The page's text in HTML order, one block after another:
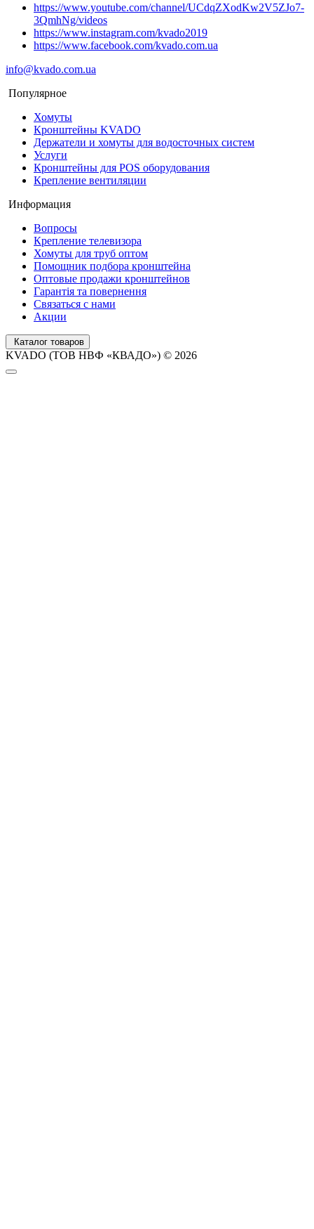
https://www.youtube.com/channel/UCdqZXodKw2V5ZJo7-
3QmhNg/videos
https://www.instagram.com/kvado2019
https://www.facebook.com/kvado.com.ua
info@kvado.com.ua
Популярное
Хомуты
Кронштейны KVADO
Держатели и хомуты для водосточных систем
Услуги
Кронштейны для POS оборудования
Крепление вентиляции
Информация
Вопросы
Крепление телевизора
Хомуты для труб оптом
Помощник подбора кронштейна
Оптовые продажи кронштейнов
Гарантія та повернення
Связаться с нами
Акции
Каталог товаров
KVADO (ТОВ НВФ «КВАДО») © 2026